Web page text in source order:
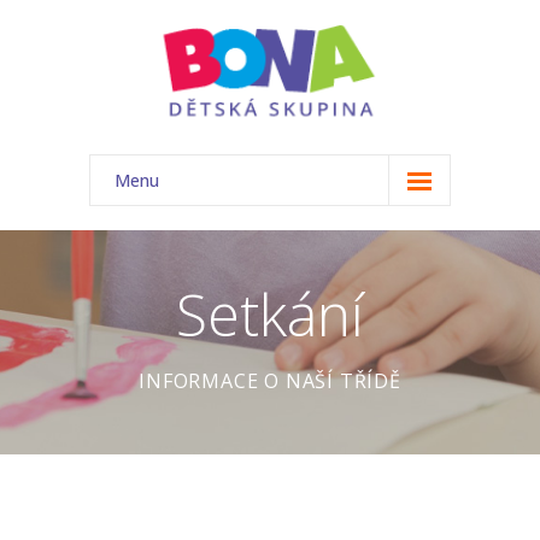
Menu
ÚVOD
-- Akce
-- Náš tým
Setkání
INFORMACE O NAŠÍ TŘÍDĚ